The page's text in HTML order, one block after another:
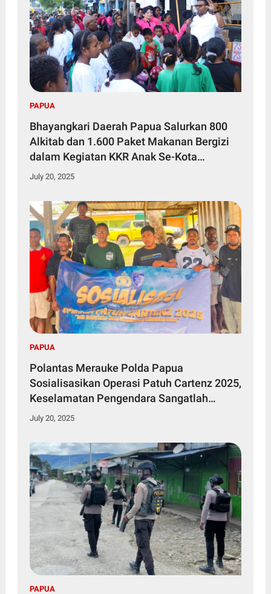
PAPUA
Bhayangkari Daerah Papua Salurkan 800
Alkitab dan 1.600 Paket Makanan Bergizi
dalam Kegiatan KKR Anak Se-Kota
Jayapura
July 20, 2025
PAPUA
Polantas Merauke Polda Papua
Sosialisasikan Operasi Patuh Cartenz 2025,
Keselamatan Pengendara Sangatlah
Penting
July 20, 2025
PAPUA